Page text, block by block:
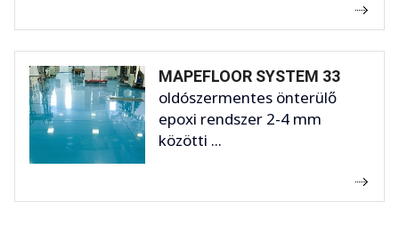
MAPEFLOOR SYSTEM 33
oldószermentes önterülő
epoxi rendszer 2-4 mm
közötti ...